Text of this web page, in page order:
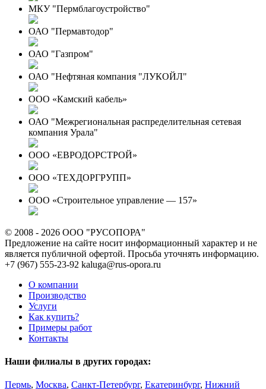
МКУ "Пермблагоустройство"
ОАО "Пермавтодор"
ОАО "Газпром"
ОАО "Нефтяная компания "ЛУКОЙЛ"
ООО «Камский кабель»
ОАО "Межрегиональная распределительная сетевая
компания Урала"
ООО «ЕВРОДОРСТРОЙ»
ООО «ТЕХДОРГРУПП»
ООО «Строительное управление — 157»
© 2008 - 2026 ООО "РУСОПОРА"
Предложение на сайте носит информационный характер и не
является публичной офертой. Просьба уточнять информацию.
+7 (967) 555-23-92 kaluga@rus-opora.ru
О компании
Производство
Услуги
Как купить?
Примеры работ
Контакты
Наши филиалы в других городах:
Пермь, Москва, Санкт-Петербург, Екатеринбург, Нижний